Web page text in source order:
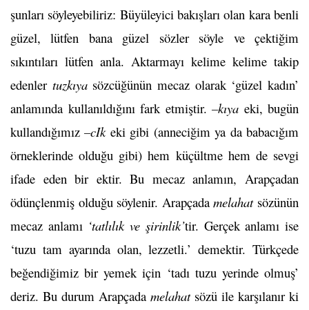
şunları söyleyebiliriz: Büyüleyici bakışları olan kara benli
güzel, lütfen bana güzel sözler söyle ve çektiğim
sıkıntıları lütfen anla. Aktarmayı kelime kelime takip
edenler tuzkıya sözcüğünün mecaz olarak ‘güzel kadın’
anlamında kullanıldığını fark etmiştir. –kıya eki, bugün
kullandığımız–cIk eki gibi (anneciğim ya da babacığım
örneklerinde olduğu gibi) hem küçültme hem de sevgi
ifade eden bir ektir. Bu mecaz anlamın, Arapçadan
ödünçlenmiş olduğu söylenir. Arapçadamelahatsözünün
mecaz anlamı ‘tatlılık ve şirinlik’tir. Gerçek anlamı ise
‘tuzu tam ayarında olan, lezzetli.’ demektir. Türkçede
beğendiğimiz bir yemek için ‘tadı tuzu yerinde olmuş’
deriz. Bu durum Arapçada melahatsözü ile karşılanır ki